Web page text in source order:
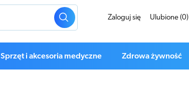
Zaloguj się Ulubione (0)
Sprzęt i akcesoria medyczne Zdrowa żywność